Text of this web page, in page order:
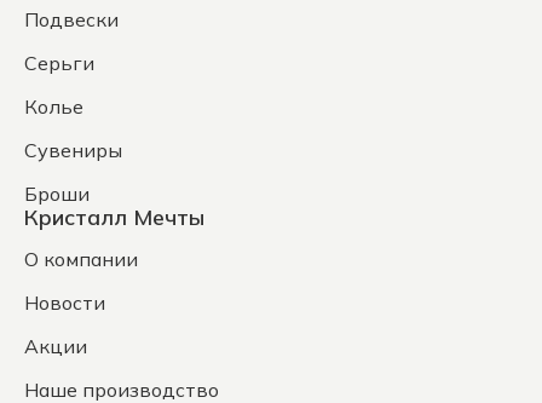
Подвески
Серьги
Колье
Сувениры
Броши
Кристалл Мечты
О компании
Новости
Акции
Наше производство